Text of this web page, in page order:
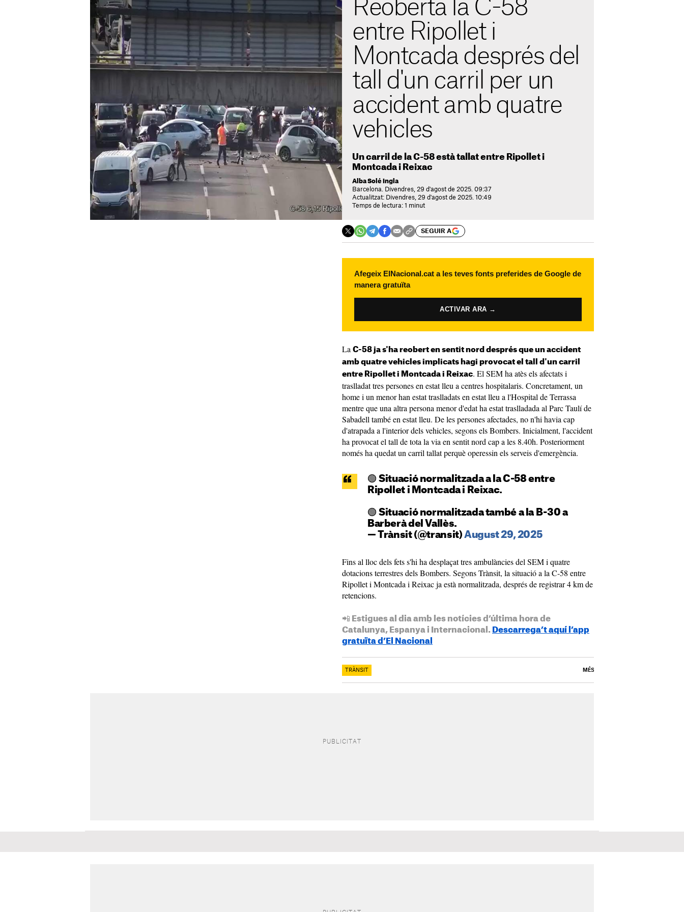
Reoberta la C-58
entre Ripollet i
Montcada després del
tall d'un carril per un
accident amb quatre
vehicles
Un carril de la C-58 està tallat entre Ripollet i
Montcada i Reixac
Alba Solé Ingla
Barcelona. Divendres, 29 d'agost de 2025. 09:37
Actualitzat: Divendres, 29 d'agost de 2025. 10:49
Temps de lectura: 1 minut
SEGUIR A
Afegeix ElNacional.cat a les teves fonts preferides de Google de
manera gratuïta
ACTIVAR ARA →
La C-58 ja s'ha reobert en sentit nord després que un accident
amb quatre vehicles implicats hagi provocat el tall d'un carril
entre Ripollet i Montcada i Reixac. El SEM ha atès els afectats i
traslladat tres persones en estat lleu a centres hospitalaris. Concretament, un
home i un menor han estat traslladats en estat lleu a l'Hospital de Terrassa
mentre que una altra persona menor d'edat ha estat traslladada al Parc Taulí de
Sabadell també en estat lleu. De les persones afectades, no n'hi havia cap
d'atrapada a l'interior dels vehicles, segons els Bombers. Inicialment, l'accident
ha provocat el tall de tota la via en sentit nord cap a les 8.40h. Posteriorment
només ha quedat un carril tallat perquè operessin els serveis d'emergència.
🟢 Situació normalitzada a la C-58 entre
Ripollet i Montcada i Reixac.
🟢 Situació normalitzada també a la B-30 a
Barberà del Vallès.
— Trànsit (@transit)August 29, 2025
Fins al lloc dels fets s'hi ha desplaçat tres ambulàncies del SEM i quatre
dotacions terrestres dels Bombers. Segons Trànsit, la situació a la C-58 entre
Ripollet i Montcada i Reixac ja està normalitzada, després de registrar 4 km de
retencions.
📲 Estigues al dia amb les notícies d’última hora de
Catalunya, Espanya i Internacional. Descarrega’t aquí l’app
gratuïta d’El Nacional
TRÀNSIT MÉS